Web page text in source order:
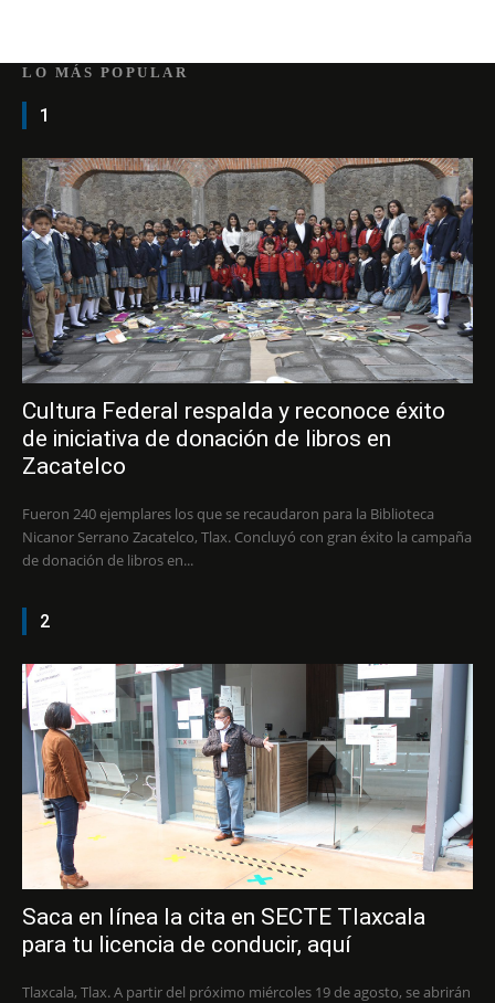
LO MÁS POPULAR
1
Cultura Federal respalda y reconoce éxito
de iniciativa de donación de libros en
Zacatelco
Fueron 240 ejemplares los que se recaudaron para la Biblioteca
Nicanor Serrano Zacatelco, Tlax. Concluyó con gran éxito la campaña
de donación de libros en...
2
Saca en línea la cita en SECTE Tlaxcala
para tu licencia de conducir, aquí
Tlaxcala, Tlax. A partir del próximo miércoles 19 de agosto, se abrirán